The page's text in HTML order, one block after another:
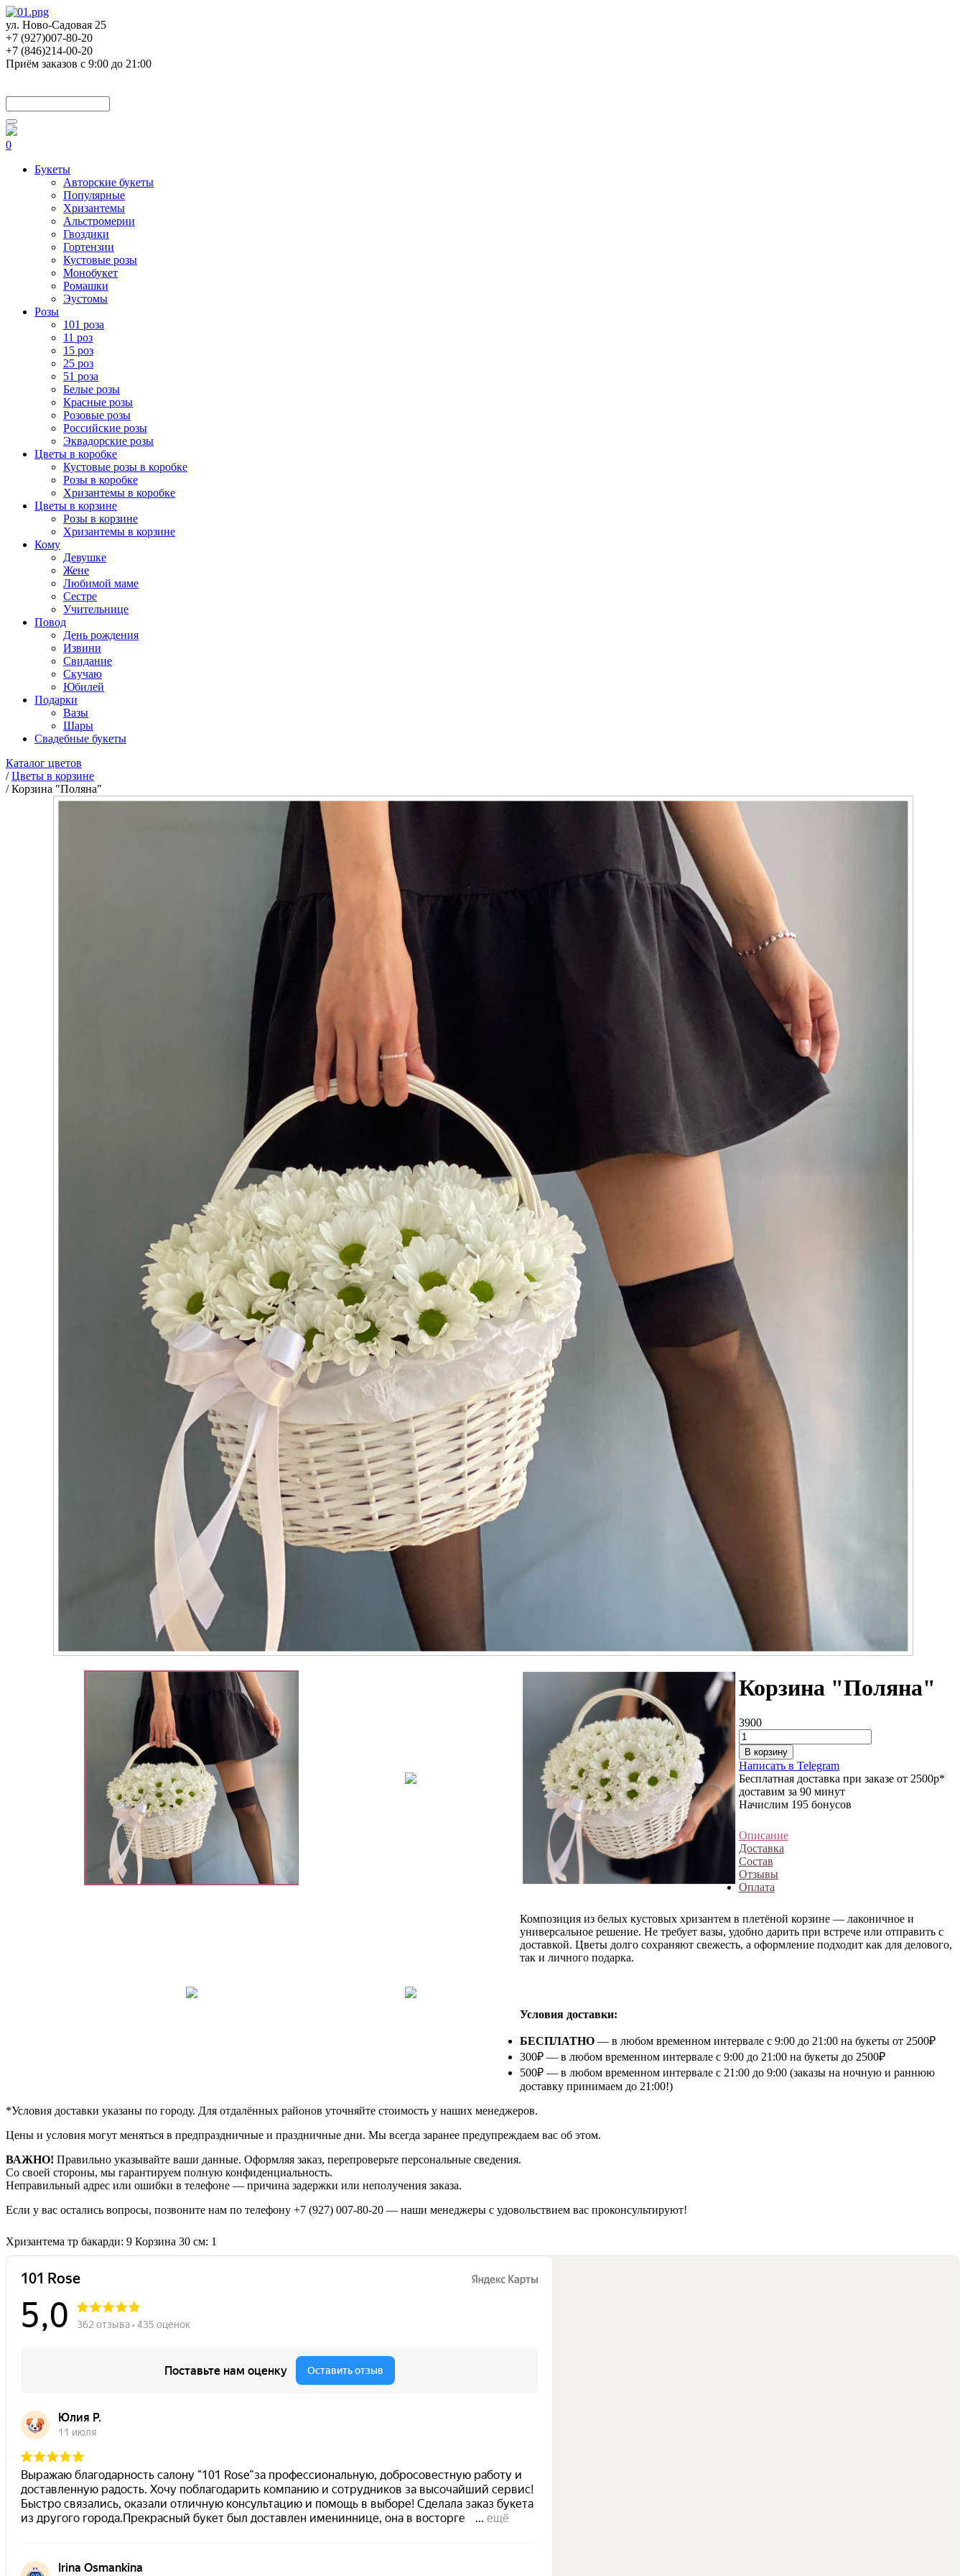
ул. Ново-Садовая 25
+7 (927)007-80-20
+7 (846)214-00-20
Приём заказов с 9:00 до 21:00
0
Букеты
Авторские букеты
Популярные
Хризантемы
Альстромерии
Гвоздики
Гортензии
Кустовые розы
Монобукет
Ромашки
Эустомы
Розы
101 роза
11 роз
15 роз
25 роз
51 роза
Белые розы
Красные розы
Розовые розы
Российские розы
Эквадорские розы
Цветы в коробке
Кустовые розы в коробке
Розы в коробке
Хризантемы в коробке
Цветы в корзине
Розы в корзине
Хризантемы в корзине
Кому
Девушке
Жене
Любимой маме
Сестре
Учительнице
Повод
День рождения
Извини
Свидание
Скучаю
Юбилей
Подарки
Вазы
Шары
Свадебные букеты
Каталог цветов
/Цветы в корзине
/Корзина "Поляна"
Корзина "Поляна"
3900
В корзину
Написать в Telegram
Бесплатная доставка при заказе от 2500р*
доставим за 90 минут
Начислим 195 бонусов
Описание
Доставка
Состав
Отзывы
Оплата
Композиция из белых кустовых хризантем в плетёной корзине — лаконичное и
универсальное решение. Не требует вазы, удобно дарить при встрече или отправить с
доставкой. Цветы долго сохраняют свежесть, а оформление подходит как для делового,
так и личного подарка.
Условия доставки:
БЕСПЛАТНО — в любом временном интервале с 9:00 до 21:00 на букеты от 2500₽
300₽ — в любом временном интервале с 9:00 до 21:00 на букеты до 2500₽
500₽ — в любом временном интервале с 21:00 до 9:00 (заказы на ночную и раннюю
доставку принимаем до 21:00!)
*Условия доставки указаны по городу. Для отдалённых районов уточняйте стоимость у наших менеджеров.
Цены и условия могут меняться в предпраздничные и праздничные дни. Мы всегда заранее предупреждаем вас об этом.
ВАЖНО! Правильно указывайте ваши данные. Оформляя заказ, перепроверьте персональные сведения.
Со своей стороны, мы гарантируем полную конфиденциальность.
Неправильный адрес или ошибки в телефоне — причина задержки или неполучения заказа.
Если у вас остались вопросы, позвоните нам по телефону +7 (927) 007-80-20 — наши менеджеры с удовольствием вас проконсультируют!
Хризантема тр бакарди: 9 Корзина 30 см: 1